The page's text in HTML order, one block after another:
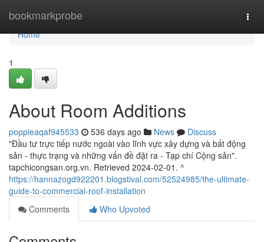
bookmarkprobe
Home
Home
1
About Room Additions
poppieaqaf945533 536 days ago News
Discuss
"Đầu tư trực tiếp nước ngoài vào lĩnh vực xây dựng và bất động
sản - thực trạng và những vấn đề đặt ra - Tạp chí Cộng sản".
tapchicongsan.org.vn. Retrieved 2024-02-01. ^
https://hannazogd922201.blogstival.com/52524985/the-ultimate-
guide-to-commercial-roof-installation
Comments
Who Upvoted